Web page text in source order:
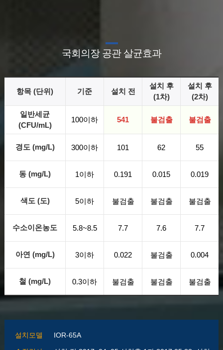
국회의장 공관 살균효과
항목 (단위) 기준 설치 전
설치 후
(1차)
설치 후
(2차)
일반세균
(CFU/mL)
100이하 541 불검출 불검출
경도 (mg/L) 300이하 101 62 55
동 (mg/L) 1이하 0.191 0.015 0.019
색도 (도) 5이하 불검출 불검출 불검출
수소이온농도 5.8~8.5 7.7 7.6 7.7
아연 (mg/L) 3이하 0.022 불검출 0.004
철 (mg/L) 0.3이하 불검출 불검출 불검출
설치모델 IOR-65A